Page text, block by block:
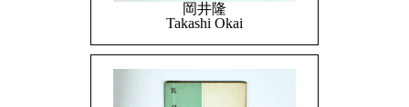
岡井隆
Takashi Okai